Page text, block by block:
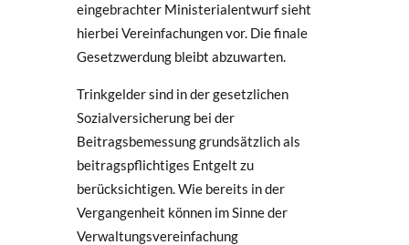
eingebrachter Ministerialentwurf sieht
hierbei Vereinfachungen vor. Die finale
Gesetzwerdung bleibt abzuwarten.
Trinkgelder sind in der gesetzlichen
Sozialversicherung bei der
Beitragsbemessung grundsätzlich als
beitragspflichtiges Entgelt zu
berücksichtigen. Wie bereits in der
Vergangenheit können im Sinne der
Verwaltungsvereinfachung